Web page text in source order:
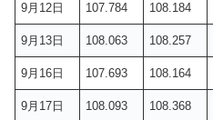
9月12日 107.784 108.184
9月13日 108.063 108.257
9月16日 107.693 108.164
9月17日 108.093 108.368